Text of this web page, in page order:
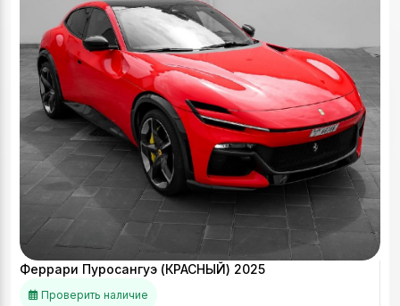
Феррари Пуросангуэ (КРАСНЫЙ) 2025
Проверить наличие